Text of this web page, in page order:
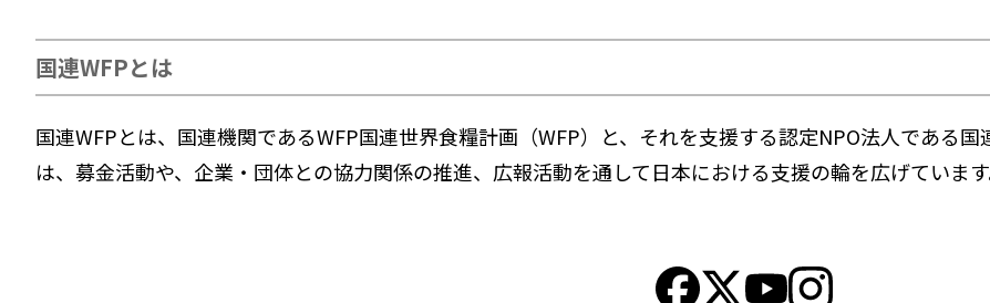
国連WFPとは
国連WFPとは、国連機関であるWFP国連世界食糧計画（WFP）と、それを支援する認定NPO法人である
は、募金活動や、企業・団体との協力関係の推進、広報活動を通して日本における支援の輪を広げています